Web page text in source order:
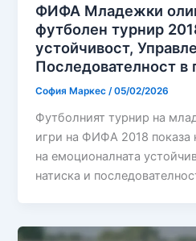
ФИФА Младежки
футболен турнир
устойчивост,
Последователност в
София Маркес/05/02/2026
Футболният турнир на
игри на ФИФА 2018 показа
на емоционалната
натиска и